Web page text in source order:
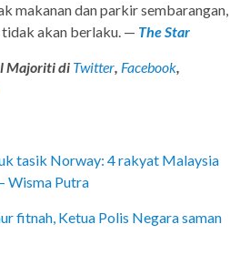
makanan dan parkir sembarangan,
tidak akan berlaku. — The Star
Majoriti di Twitter, Facebook,
tasik Norway: 4 rakyat Malaysia
Wisma Putra
fitnah, Ketua Polis Negara saman